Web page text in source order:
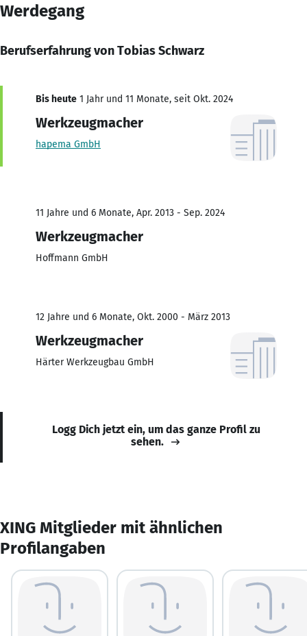
Werdegang
Berufserfahrung von Tobias Schwarz
Bis heute 1 Jahr und 11 Monate, seit Okt. 2024
Werkzeugmacher
hapema GmbH
11 Jahre und 6 Monate, Apr. 2013 - Sep. 2024
Werkzeugmacher
Hoffmann GmbH
12 Jahre und 6 Monate, Okt. 2000 - März 2013
Werkzeugmacher
Härter Werkzeugbau GmbH
Logg Dich jetzt ein, um das ganze Profil zu
sehen.
XING Mitglieder mit ähnlichen
Profilangaben